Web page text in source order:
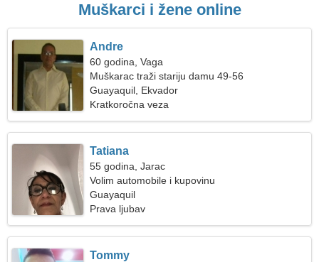
Muškarci i žene online
Andre
60 godina, Vaga
Muškarac traži stariju damu 49-56
Guayaquil, Ekvador
Kratkoročna veza
Tatiana
55 godina, Jarac
Volim automobile i kupovinu
Guayaquil
Prava ljubav
Tommy